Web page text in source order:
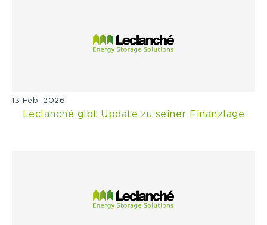
13 Feb. 2026
Leclanché gibt Update zu seiner Finanzlage